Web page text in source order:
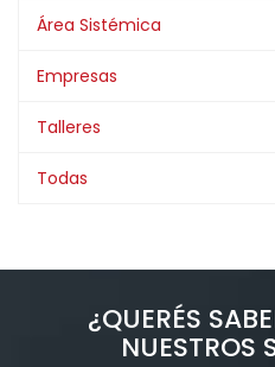
Área Sistémica
Empresas
Talleres
Todas
¿QUERÉS
NUESTROS